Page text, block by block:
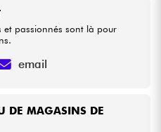
DE MAGASINS DE
et passionnés sont là pour
email